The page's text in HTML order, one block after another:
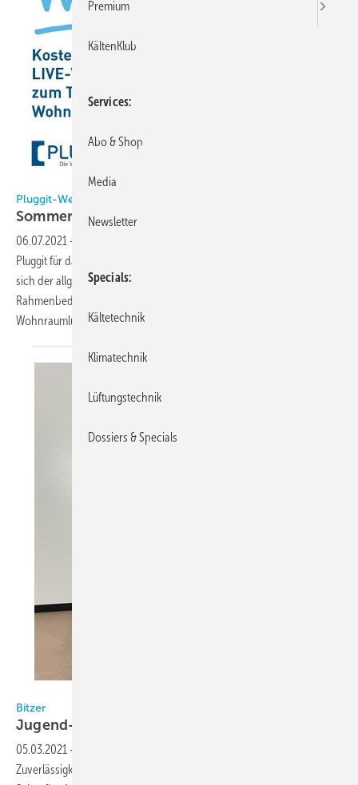
Pluggit-Webinare
Sommer Academy startet am 9.
06.07.2021 -
Pluggit für das dritte Quartal 2021. In 10 Live-Webinaren widmet es
sich der allgemeinen Funktionsweise, rechtlichen
Rahmenbedingungen und produktspezifischen Besonderheiten von
Wohnraumlüftungssystemen.
Bitzer
Jugend-forscht-Gewinnerprojekt
05.03.2021 -
Zuverlässigkeit von Kälteanlagen. Mit seinem Projekt und der Hilfe der
Premium
KältenKlub
Services
Abo & Shop
Media
Newsletter
Specials
Kältetechnik
Klimatechnik
Lüftungstechnik
Dossiers & Specials